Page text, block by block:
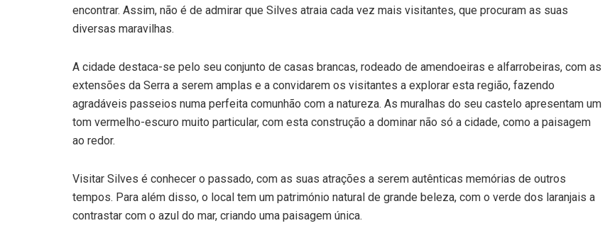
encontrar. Assim, não é de admirar que Silves atraia cada vez mais visitantes, que procuram as suas
diversas maravilhas.
A cidade destaca-se pelo seu conjunto de casas brancas, rodeado de amendoeiras e alfarrobeiras, com as
extensões da Serra a serem amplas e a convidarem os visitantes a explorar esta região, fazendo
agradáveis passeios numa perfeita comunhão com a natureza. As muralhas do seu castelo apresentam um
tom vermelho-escuro muito particular, com esta construção a dominar não só a cidade, como a paisagem
ao redor.
Visitar Silves é conhecer o passado, com as suas atrações a serem autênticas memórias de outros
tempos. Para além disso, o local tem um património natural de grande beleza, com o verde dos laranjais a
contrastar com o azul do mar, criando uma paisagem única.